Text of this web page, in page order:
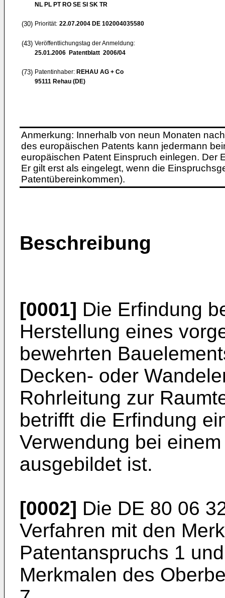
NL PL PT RO SE SI SK TR
(30) Priorität: 22.07.2004 DE 102004035580
(43) Veröffentlichungstag der Anmeldung:
25.01.2006 Patentblatt 2006/04
(73) Patentinhaber: REHAU AG + Co
95111 Rehau (DE)
Anmerkung: Innerhalb von neun Monaten
des europäischen Patents kann jedermann
europäischen Patent Einspruch einlegen. Der
Er gilt erst als eingelegt, wenn die
Patentübereinkommen).
Beschreibung
[0001] Die Erfindung
Herstellung eines
bewehrten
Decken- oder
Rohrleitung zur
betrifft die Erfindung
Verwendung bei
ausgebildet ist.
[0002] Die DE 80 06
Verfahren mit den
Patentanspruchs 1
Merkmalen des